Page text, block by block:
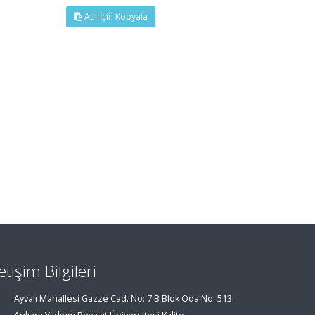
Atıf İçin Kopyala
Bilgileri
Ayvalı Mahallesi Gazze Cad. No: 7 B Blok Oda No: 513